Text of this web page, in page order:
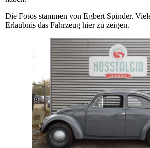
Die Fotos stammen von Egbert Spinder.
Erlaubnis das Fahrzeug hier zu zeigen.